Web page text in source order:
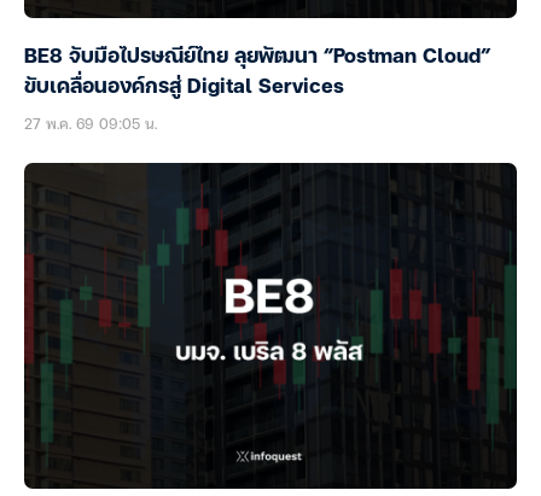
BE8 จับมือไปรษณีย์ไทย ลุยพัฒนา “Postman Cloud”
ขับเคลื่อนองค์กรสู่ Digital Services
27 พ.ค. 69 09:05 น.